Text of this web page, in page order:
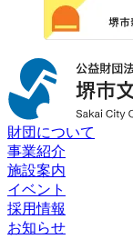
財団について
事業紹介
施設案内
イベント
採用情報
お知らせ